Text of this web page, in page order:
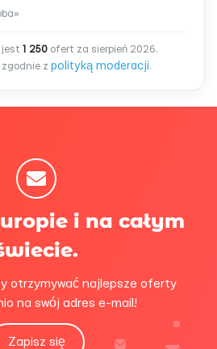
jest 1 250 ofert za sierpień 2026.
z polityką moderacji.
i na całym
otrzymywać najlepsze oferty
na swój adres e-mail!
Zapisz się